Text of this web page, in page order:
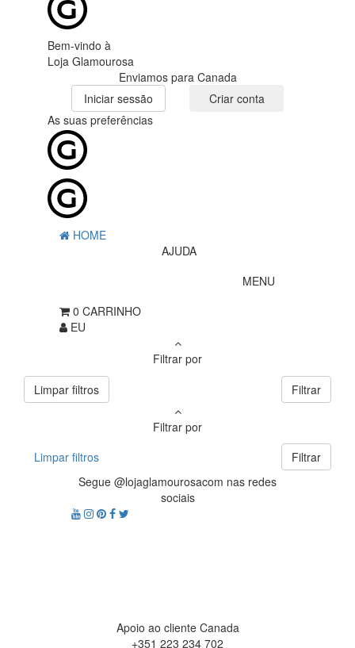
Bem-vindo à
Loja Glamourosa
Enviamos para Canada
Iniciar sessão
Criar conta
As suas preferências
HOME
AJUDA
MENU
0 CARRINHO
EU
Filtrar por
Limpar filtros
Filtrar
Filtrar por
Limpar filtros
Filtrar
Segue @lojaglamourosacom nas redes
sociais
Apoio ao cliente Canada
+351 223 234 702